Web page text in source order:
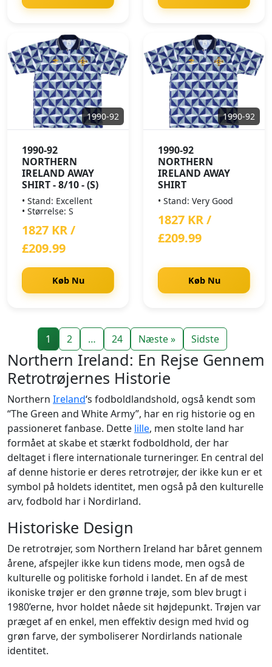
1990-92
1990-92
NORTHERN
IRELAND AWAY
SHIRT - 8/10 - (S)
• Stand: Excellent
• Størrelse: S
1827 KR /
£209.99
Køb Nu
1990-92
1990-92
NORTHERN
IRELAND AWAY
SHIRT
• Stand: Very Good
1827 KR /
£209.99
Køb Nu
1 2 … 24 Næste » Sidste
Northern Ireland: En Rejse Gennem
Retrotrøjernes Historie
Northern Ireland‘s fodboldlandshold, også kendt som
“The Green and White Army”, har en rig historie og en
passioneret fanbase. Dette lille, men stolte land har
formået at skabe et stærkt fodboldhold, der har
deltaget i flere internationale turneringer. En central del
af denne historie er deres retrotrøjer, der ikke kun er et
symbol på holdets identitet, men også på den kulturelle
arv, fodbold har i Nordirland.
Historiske Design
De retrotrøjer, som Northern Ireland har båret gennem
årene, afspejler ikke kun tidens mode, men også de
kulturelle og politiske forhold i landet. En af de mest
ikoniske trøjer er den grønne trøje, som blev brugt i
1980’erne, hvor holdet nåede sit højdepunkt. Trøjen var
præget af en enkel, men effektiv design med hvid og
grøn farve, der symboliserer Nordirlands nationale
identitet.